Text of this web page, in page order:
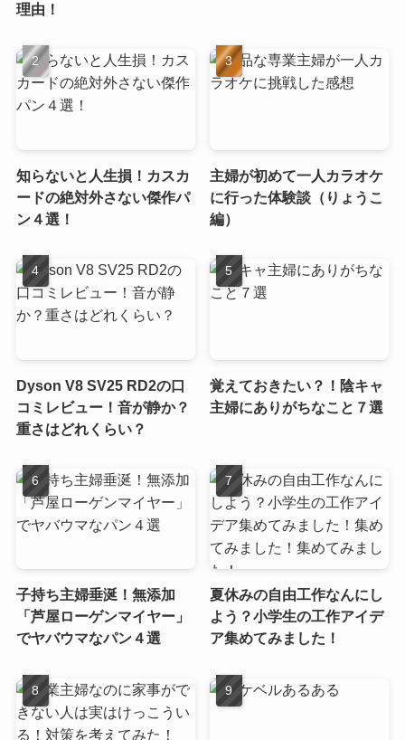
理由！
知らないと人生損！カスカ
ードの絶対外さない傑作パ
ン４選！
主婦が初めて一人カラオケ
に行った体験談（りょうこ
編）
Dyson V8 SV25 RD2の口
コミレビュー！音が静か？
重さはどれくらい？
覚えておきたい？！陰キャ
主婦にありがちなこと７選
子持ち主婦垂涎！無添加
「芦屋ローゲンマイヤー」
でヤバウマなパン４選
夏休みの自由工作なんにし
よう？小学生の工作アイデ
ア集めてみました！